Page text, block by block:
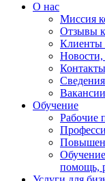
О нас
Миссия
Отзывы
Клиенты
Новости,
Вакансии
Обучение
Рабочие
помощь,